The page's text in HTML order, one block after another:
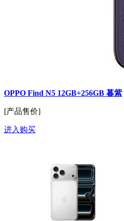
OPPO Find N5 12GB+256GB 暮紫
[产品售价]
进入购买